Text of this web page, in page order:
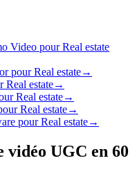
Video pour Real estate
pour Real estate→
estate→
Real estate→
Real estate→
pour Real estate→
UGC en 60